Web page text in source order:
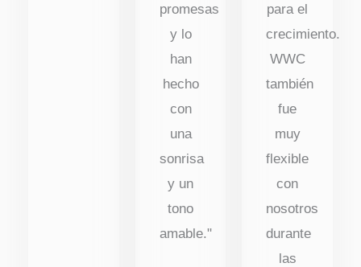
promesas
y lo
han
hecho
con
una
sonrisa
y un
tono
amable."
para el
crecimiento.
WWC
también
fue
muy
flexible
con
nosotros
durante
las